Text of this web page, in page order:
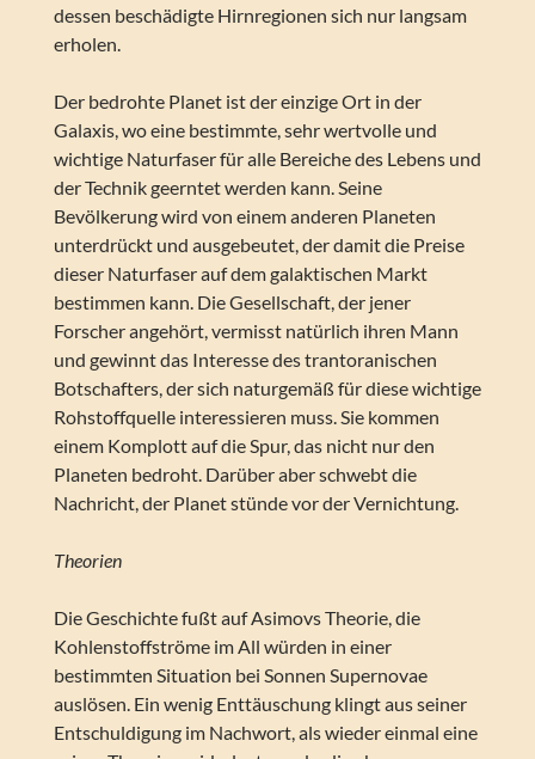
dessen beschädigte Hirnregionen sich nur langsam
erholen.
Der bedrohte Planet ist der einzige Ort in der
Galaxis, wo eine bestimmte, sehr wertvolle und
wichtige Naturfaser für alle Bereiche des Lebens und
der Technik geerntet werden kann. Seine
Bevölkerung wird von einem anderen Planeten
unterdrückt und ausgebeutet, der damit die Preise
dieser Naturfaser auf dem galaktischen Markt
bestimmen kann. Die Gesellschaft, der jener
Forscher angehört, vermisst natürlich ihren Mann
und gewinnt das Interesse des trantoranischen
Botschafters, der sich naturgemäß für diese wichtige
Rohstoffquelle interessieren muss. Sie kommen
einem Komplott auf die Spur, das nicht nur den
Planeten bedroht. Darüber aber schwebt die
Nachricht, der Planet stünde vor der Vernichtung.
Theorien
Die Geschichte fußt auf Asimovs Theorie, die
Kohlenstoffströme im All würden in einer
bestimmten Situation bei Sonnen Supernovae
auslösen. Ein wenig Enttäuschung klingt aus seiner
Entschuldigung im Nachwort, als wieder einmal eine